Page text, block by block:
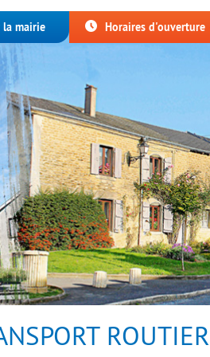
la mairie Horaires d'ouverture